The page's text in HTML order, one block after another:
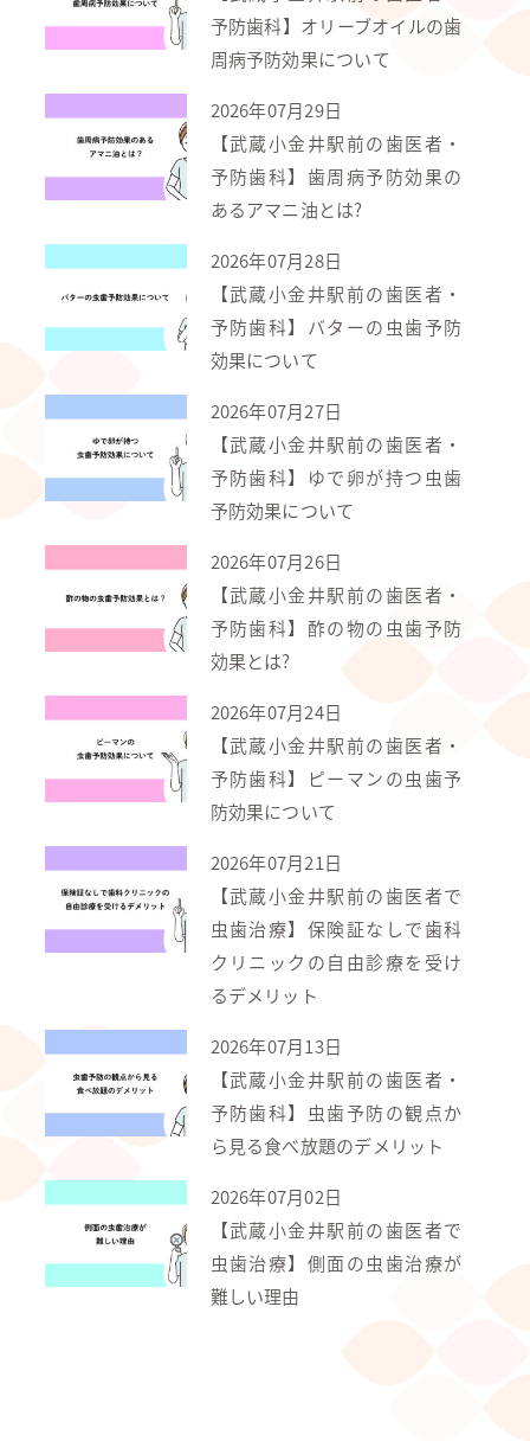
予防歯科】オリーブオイルの歯
周病予防効果について
2026年07月29日
【武蔵小金井駅前の歯医者・
予防歯科】歯周病予防効果の
あるアマニ油とは?
2026年07月28日
【武蔵小金井駅前の歯医者・
予防歯科】バターの虫歯予防
効果について
2026年07月27日
【武蔵小金井駅前の歯医者・
予防歯科】ゆで卵が持つ虫歯
予防効果について
2026年07月26日
【武蔵小金井駅前の歯医者・
予防歯科】酢の物の虫歯予防
効果とは?
2026年07月24日
【武蔵小金井駅前の歯医者・
予防歯科】ピーマンの虫歯予
防効果について
2026年07月21日
【武蔵小金井駅前の歯医者で
虫歯治療】保険証なしで歯科
クリニックの自由診療を受け
るデメリット
2026年07月13日
【武蔵小金井駅前の歯医者・
予防歯科】虫歯予防の観点か
ら見る食べ放題のデメリット
2026年07月02日
【武蔵小金井駅前の歯医者で
虫歯治療】側面の虫歯治療が
難しい理由